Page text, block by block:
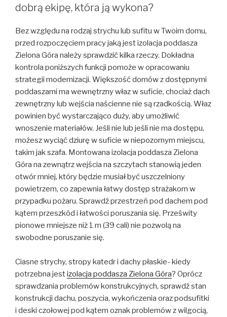
dobrą ekipę, która ją wykona?
Bez względu na rodzaj strychu lub sufitu w Twoim domu,
przed rozpoczęciem pracy jaką jest izolacja poddasza
Zielona Góra należy sprawdzić kilka rzeczy. Dokładna
kontrola poniższych funkcji pomoże w opracowaniu
strategii modernizacji. Większość domów z dostępnymi
poddaszami ma wewnętrzny właz w suficie, chociaż dach
zewnętrzny lub wejścia naścienne nie są rzadkością. Właz
powinien być wystarczająco duży, aby umożliwić
wnoszenie materiałów. Jeśli nie lub jeśli nie ma dostępu,
możesz wyciąć dziurę w suficie w niepozornym miejscu,
takim jak szafa. Montowana izolacja poddasza Zielona
Góra na zewnątrz wejścia na szczytach stanowią jeden
otwór mniej, który będzie musiał być uszczelniony
powietrzem, co zapewnia łatwy dostęp strażakom w
przypadku pożaru. Sprawdź przestrzeń pod dachem pod
kątem przeszkód i łatwości poruszania się. Prześwity
pionowe mniejsze niż 1 m (39 cali) nie pozwolą na
swobodne poruszanie się.
Ciasne strychy, stropy katedr i dachy płaskie- kiedy
potrzebna jestizolacja poddasza Zielona Góra? Oprócz
sprawdzania problemów konstrukcyjnych, sprawdź stan
konstrukcji dachu, poszycia, wykończenia oraz podsufitki
i deski czołowej pod kątem oznak problemów z wilgocią,